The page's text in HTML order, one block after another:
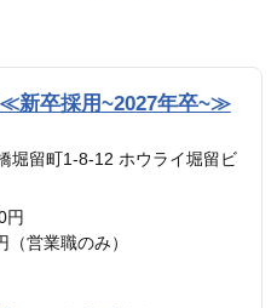
新卒採用~2027年卒~≫
堀留町1-8-12 ホウライ堀留ビ
円
営業職のみ）
＋ インセンティブ